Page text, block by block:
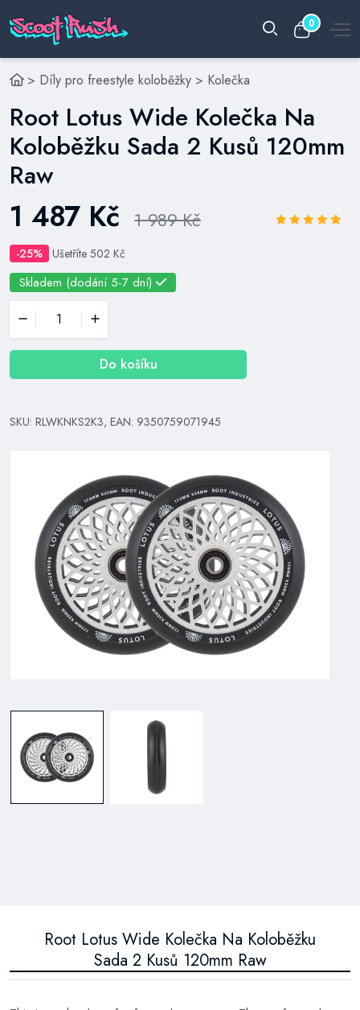
0
> Díly pro freestyle koloběžky > Kolečka
Root Lotus Wide Kolečka Na
Koloběžku Sada 2 Kusů 120mm
Raw
1 487 Kč 1 989 Kč
-25% Ušetříte 502 Kč
Skladem (dodání 5-7 dní)
Do košíku
SKU: RLWKNKS2K3, EAN: 9350759071945
Root Lotus Wide Kolečka Na Koloběžku
Sada 2 Kusů 120mm Raw